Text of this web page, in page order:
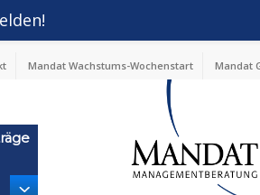
Mandat Wachstums-Wochenstart Mandat